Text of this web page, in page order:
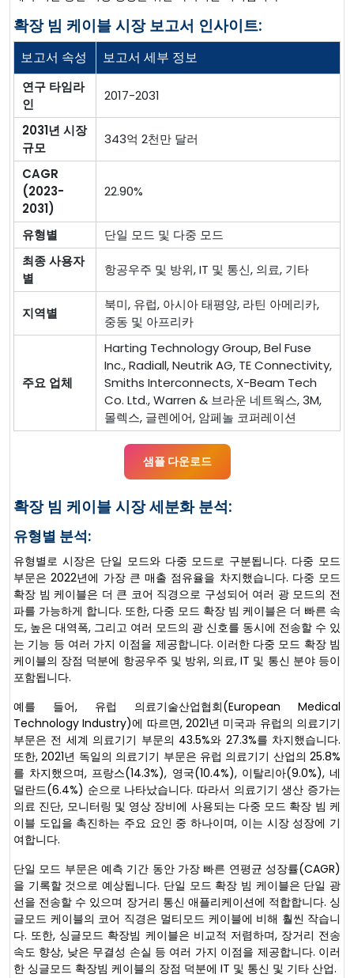
확장 빔 케이블 시장 보고서 인사이트:
보고서 속성 보고서 세부 정보
연구 타임라
인
2017-2031
2031년 시장
규모
343억 2천만 달러
CAGR
(2023-
2031)
22.90%
유형별
단일 모드 및 다중 모드
최종 사용자
별
항공우주 및 방위, IT 및 통신, 의료, 기타
지역별
북미, 유럽, 아시아 태평양, 라틴 아메리카,
중동 및 아프리카
주요 업체
Harting Technology Group, Bel Fuse
Inc., Radiall, Neutrik AG, TE Connectivity,
Smiths Interconnects, X-Beam Tech
Co. Ltd., Warren & 브라운 네트웍스, 3M,
몰렉스, 글렌에어, 암페놀 코퍼레이션
샘플 다운로드
확장 빔 케이블 시장 세분화 분석:
유형별 분석:
유형별로 시장은 단일 모드와 다중 모드로 구분됩니다. 다중 모드
부문은 2022년에 가장 큰 매출 점유율을 차지했습니다. 다중 모드
확장 빔 케이블은 더 큰 코어 직경으로 구성되어 여러 광 모드의 전
파를 가능하게 합니다. 또한, 다중 모드 확장 빔 케이블은 더 빠른 속
도, 높은 대역폭, 그리고 여러 모드의 광 신호를 동시에 전송할 수 있
는 기능 등 여러 가지 이점을 제공합니다. 이러한 다중 모드 확장 빔
케이블의 장점 덕분에 항공우주 및 방위, 의료, IT 및 통신 분야 등이
포함됩니다.
예를 들어, 유럽 의료기술산업협회(European Medical
Technology Industry)에 따르면, 2021년 미국과 유럽의 의료기기
부문은 전 세계 의료기기 부문의 43.5%와 27.3%를 차지했습니다.
또한, 2021년 독일의 의료기기 부문은 유럽 의료기기 산업의 25.8%
를 차지했으며, 프랑스(14.3%), 영국(10.4%), 이탈리아(9.0%), 네
덜란드(6.4%) 순으로 나타났습니다. 따라서 의료기기 생산 증가는
의료 진단, 모니터링 및 영상 장비에 사용되는 다중 모드 확장 빔 케
이블 도입을 촉진하는 주요 요인 중 하나이며, 이는 시장 성장에 기
여합니다.
단일 모드 부문은 예측 기간 동안 가장 빠른 연평균 성장률(CAGR)
을 기록할 것으로 예상됩니다. 단일 모드 확장 빔 케이블은 단일 광
선을 전송할 수 있으며 장거리 통신 애플리케이션에 적합합니다. 싱
글모드 케이블의 코어 직경은 멀티모드 케이블에 비해 훨씬 작습니
다. 또한, 싱글모드 확장빔 케이블은 비교적 저렴하며, 장거리 전송
속도 향상, 낮은 무결성 손실 등 여러 가지 이점을 제공합니다. 이러
한 싱글모드 확장빔 케이블의 장점 덕분에 IT 및 통신 및 기타 산업.